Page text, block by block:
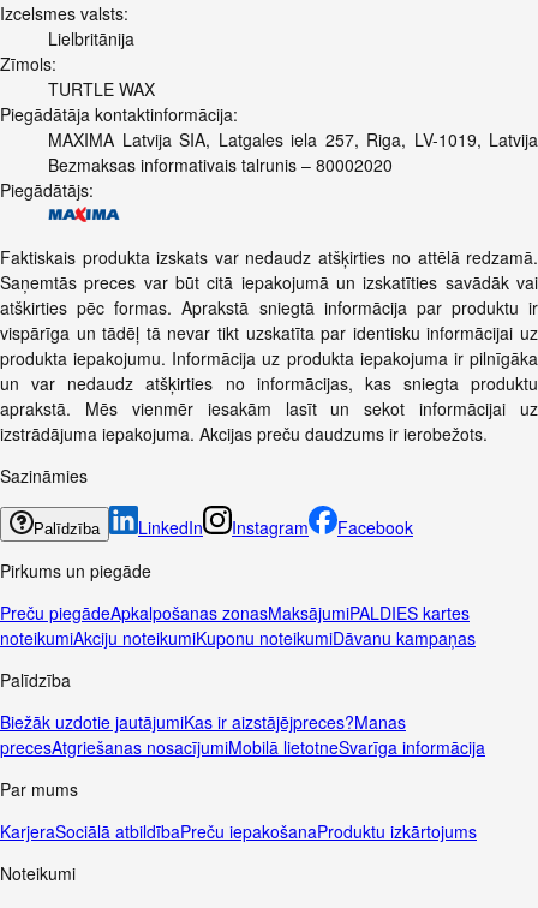
Izcelsmes valsts:
Lielbritānija
Zīmols:
TURTLE WAX
Piegādātāja kontaktinformācija:
MAXIMA Latvija SIA, Latgales iela 257, Riga, LV-1019, Latvija
Bezmaksas informativais talrunis – 80002020
Piegādātājs:
Faktiskais produkta izskats var nedaudz atšķirties no attēlā redzamā.
Saņemtās preces var būt citā iepakojumā un izskatīties savādāk vai
atškirties pēc formas. Aprakstā sniegtā informācija par produktu ir
vispārīga un tādēļ tā nevar tikt uzskatīta par identisku informācijai uz
produkta iepakojumu. Informācija uz produkta iepakojuma ir pilnīgāka
un var nedaudz atšķirties no informācijas, kas sniegta produktu
aprakstā. Mēs vienmēr iesakām lasīt un sekot informācijai uz
izstrādājuma iepakojuma. Akcijas preču daudzums ir ierobežots.
Sazināmies
Palīdzība LinkedIn Instagram
Facebook
Pirkums un piegāde
Preču piegādeApkalpošanas zonasMaksājumiPALDIES kartes
noteikumiAkciju noteikumiKuponu noteikumiDāvanu kampaņas
Palīdzība
Biežāk uzdotie jautājumiKas ir aizstājējpreces?Manas
precesAtgriešanas nosacījumiMobilā lietotneSvarīga informācija
Par mums
KarjeraSociālā atbildībaPreču iepakošanaProduktu izkārtojums
Noteikumi